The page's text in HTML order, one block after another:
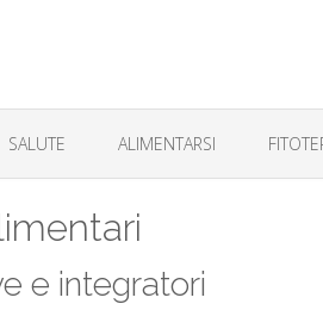
SALUTE ALIMENTARSI
e integratori